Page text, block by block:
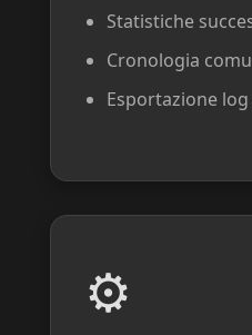
Statistiche
Cronologia
Esportazione
⚙️